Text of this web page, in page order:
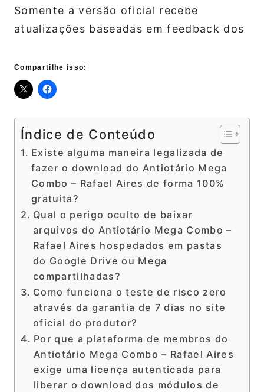
Somente a versão oficial recebe
atualizações baseadas em feedback dos
Compartilhe isso:
Índice de Conteúdo
Existe alguma maneira legalizada de
fazer o download do Antiotário Mega
Combo – Rafael Aires de forma 100%
gratuita?
Qual o perigo oculto de baixar
arquivos do Antiotário Mega Combo –
Rafael Aires hospedados em pastas
do Google Drive ou Mega
compartilhadas?
Como funciona o teste de risco zero
através da garantia de 7 dias no site
oficial do produtor?
Por que a plataforma de membros do
Antiotário Mega Combo – Rafael Aires
exige uma licença autenticada para
liberar o download dos módulos de